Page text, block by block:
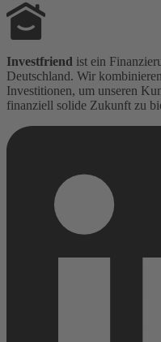
Investfriend ist ein
Deutschland. Wir
Investitionen, um unseren
finanziell solide Zukunft zu